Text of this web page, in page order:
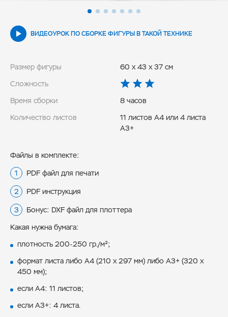
ВИДЕОУРОК ПО СБОРКЕ ФИГУРЫ В ТАКОЙ ТЕХНИКЕ
Размер фигуры
60 x 43 x 37 см
Сложность
Время сборки
8 часов
Количество листов
11 листов А4 или 4 листа
А3+
Файлы в комплекте:
PDF файл для печати
PDF инструкция
Бонус: DXF файл для плоттера
Какая нужна бумага:
плотность 200-250 гр./м²;
формат листа либо А4 (210 x 297 мм) либо А3+ (320 x
450 мм);
если А4: 11 листов;
если А3+: 4 листа.